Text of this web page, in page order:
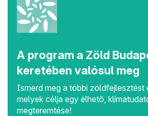
A program a Zöld
keretében valósul meg
Ismerd meg a többi zöldfejlesztést
melyek célja egy élhető,
megteremtése!